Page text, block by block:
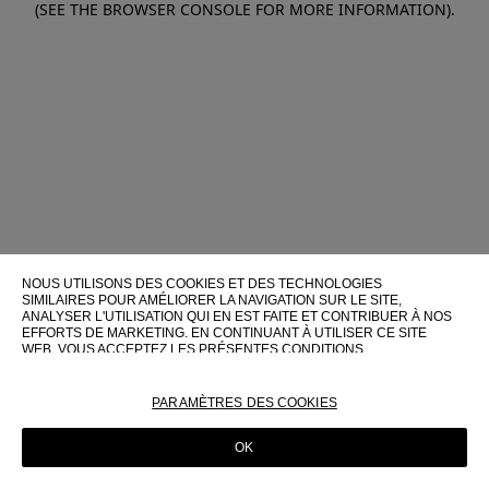
(SEE THE BROWSER CONSOLE FOR MORE INFORMATION).
NOUS UTILISONS DES COOKIES ET DES TECHNOLOGIES
SIMILAIRES POUR AMÉLIORER LA NAVIGATION SUR LE SITE,
ANALYSER L'UTILISATION QUI EN EST FAITE ET CONTRIBUER À NOS
EFFORTS DE MARKETING. EN CONTINUANT À UTILISER CE SITE
WEB, VOUS ACCEPTEZ LES PRÉSENTES CONDITIONS
POUR PLUS D'INFORMATIONS SUR CES TECHNOLOGIES ET LEUR
POLITIQUE EN MATIÈRE DE COOKIES
PARAMÈTRES DES COOKIES
OK